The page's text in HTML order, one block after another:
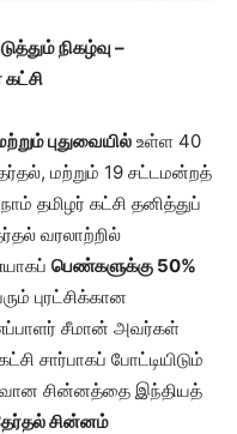
நிகழ்வு –
கட்சி
புதுவையில் உள்ள 40
மற்றும் 19 சட்டமன்றத்
தமிழர் கட்சி தனித்துப்
வரலாற்றில்
பெண்களுக்கு 50%
புரட்சிக்கான
சீமான் அவர்கள்
சார்பாகப் போட்டியிடும்
சின்னத்தை இந்தியத்
சின்னம்